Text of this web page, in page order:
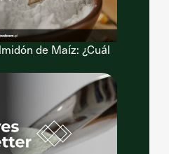
de Maíz: ¿Cuál